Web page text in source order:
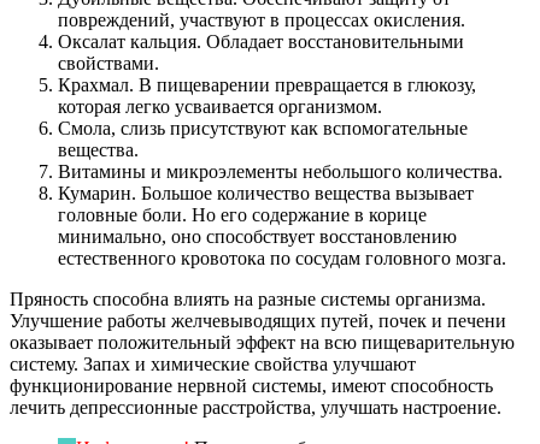
повреждений, участвуют в процессах окисления.
Оксалат кальция. Обладает восстановительными
свойствами.
Крахмал. В пищеварении превращается в глюкозу,
которая легко усваивается организмом.
Смола, слизь присутствуют как вспомогательные
вещества.
Витамины и микроэлементы небольшого количества.
Кумарин. Большое количество вещества вызывает
головные боли. Но его содержание в корице
минимально, оно способствует восстановлению
естественного кровотока по сосудам головного мозга.
Пряность способна влиять на разные системы организма.
Улучшение работы желчевыводящих путей, почек и печени
оказывает положительный эффект на всю пищеварительную
систему. Запах и химические свойства улучшают
функционирование нервной системы, имеют способность
лечить депрессионные расстройства, улучшать настроение.